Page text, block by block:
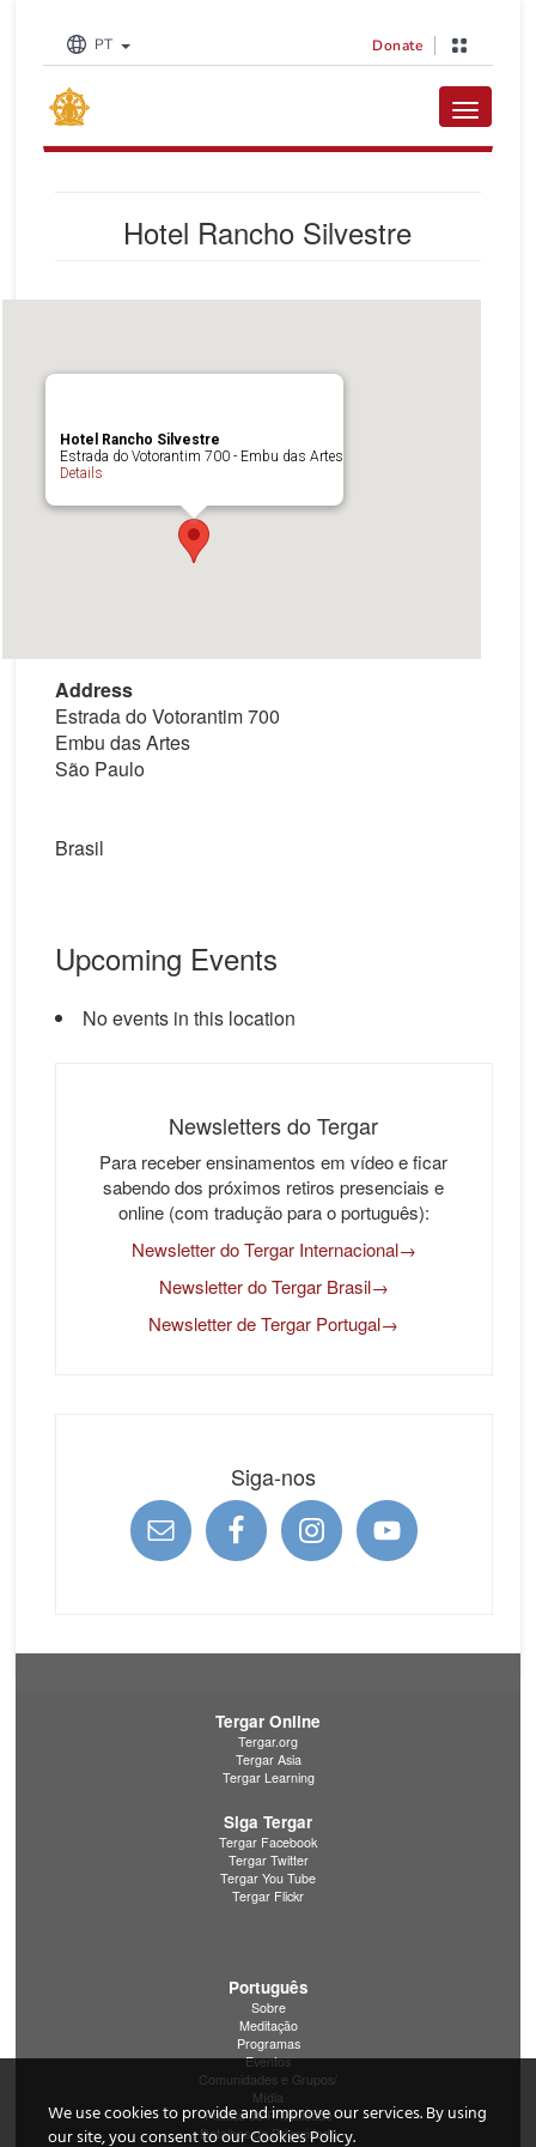
PT Donate
Toggle
Hotel Rancho Silvestre
Hotel Rancho Silvestre
Estrada do Votorantim 700 - Embu das Artes
Details
Address
Estrada do Votorantim 700
Embu das Artes
São Paulo
Brasil
Upcoming Events
No events in this location
Newsletters do Tergar
Para receber ensinamentos em vídeo e ficar
sabendo dos próximos retiros presenciais e
online (com tradução para o português):
Newsletter do Tergar Internacional→
Newsletter do Tergar Brasil→
Newsletter de Tergar Portugal→
Siga-nos
Tergar Online
Tergar.org
Tergar Asia
Tergar Learning
Siga Tergar
Tergar Facebook
Tergar Twitter
Tergar You Tube
Tergar Flickr
Português
Sobre
Meditação
Programas
Eventos
Comunidades e Grupos/
Mídia
Política de Privacidade
Detalhes de Privacidade
We use cookies to provide and improve our services. By using
our site, you consent to our Cookies Policy.